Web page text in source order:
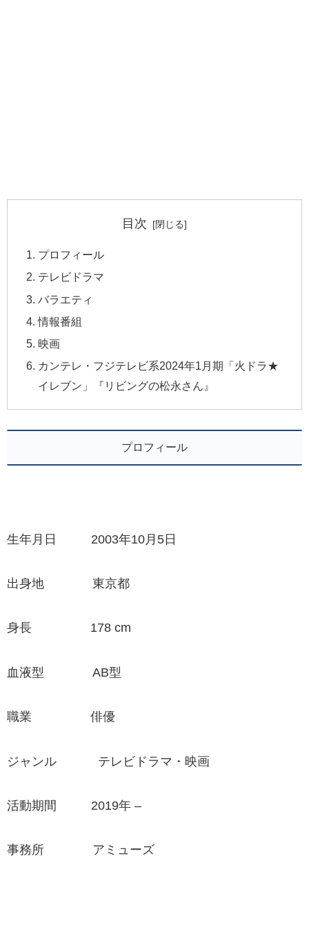
目次
プロフィール
テレビドラマ
バラエティ
情報番組
映画
カンテレ・フジテレビ系2024年1月期「火ドラ★
イレブン」『リビングの松永さん』
プロフィール
生年月日 2003年10月5日
出身地 東京都
身長 178 cm
血液型 AB型
職業 俳優
ジャンル テレビドラマ・映画
活動期間 2019年 –
事務所 アミューズ